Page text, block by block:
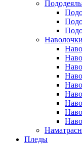
Наволочки
Пледы